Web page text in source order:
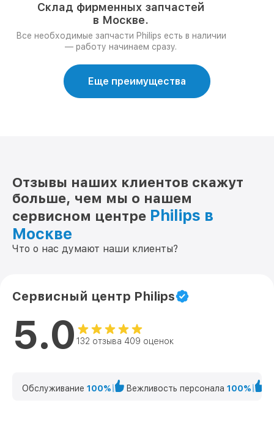
Склад фирменных запчастей
в Москве.
Все необходимые запчасти Philips есть в наличии
— работу начинаем сразу.
Еще преимущества
Отзывы наших клиентов скажут
больше, чем мы о нашем
сервисном центре Philips в
Москве
Что о нас думают наши клиенты?
Сервисный центр Philips
5.0 132 отзыва 409 оценок
Обслуживание 100% Вежливость персонала 100%